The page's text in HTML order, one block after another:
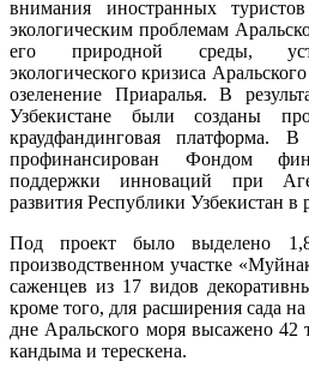
внимания иностранных
экологическим проблемам
его природной среды,
экологического кризиса
озеленение Приаралья. В
Узбекистане были созданы
краудфандинговая платформа.
профинансирован Фондом
поддержки инноваций при
развития Республики Узбекистан в
Под проект было выделено
производственном участке
саженцев из 17 видов
кроме того, для расширения сада
дне Аральского моря высажено 42
кандыма и терескена.